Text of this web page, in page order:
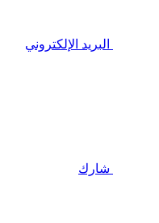
البريد الإلكتروني
شارك